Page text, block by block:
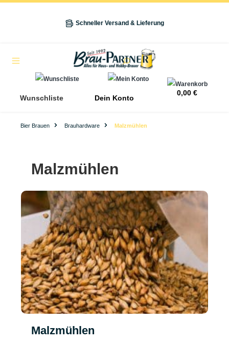
Schneller Versand & Lieferung
Wunschliste Dein Konto
0,00 €
Bier Brauen Brauhardware Malzmühlen
Malzmühlen
Malzmühlen